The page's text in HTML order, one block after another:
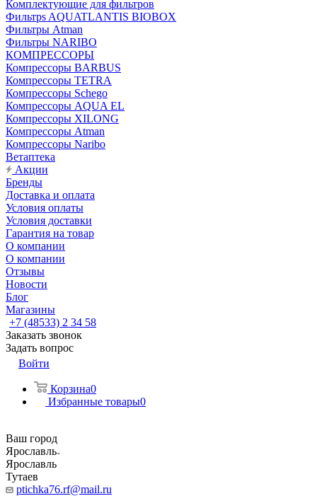
Комплектующие для фильтров
Фильтрs AQUATLANTIS BIOBOX
Фильтры Atman
Фильтры NARIBO
КОМПРЕССОРЫ
Компрессоры BARBUS
Компрессоры TETRA
Компрессоры Schego
Компрессоры AQUA EL
Компрессоры XILONG
Компрессоры Atman
Компрессоры Naribo
Ветаптека
Акции
Бренды
Доставка и оплата
Условия оплаты
Условия доставки
Гарантия на товар
О компании
О компании
Отзывы
Новости
Блог
Магазины
+7 (48533) 2 34 58
Заказать звонок
Задать вопрос
Войти
Корзина0
Избранные товары0
Ваш город
Ярославль
Ярославль
Тутаев
ptichka76.rf@mail.ru